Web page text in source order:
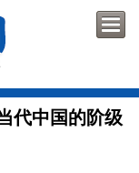
代中国的阶级